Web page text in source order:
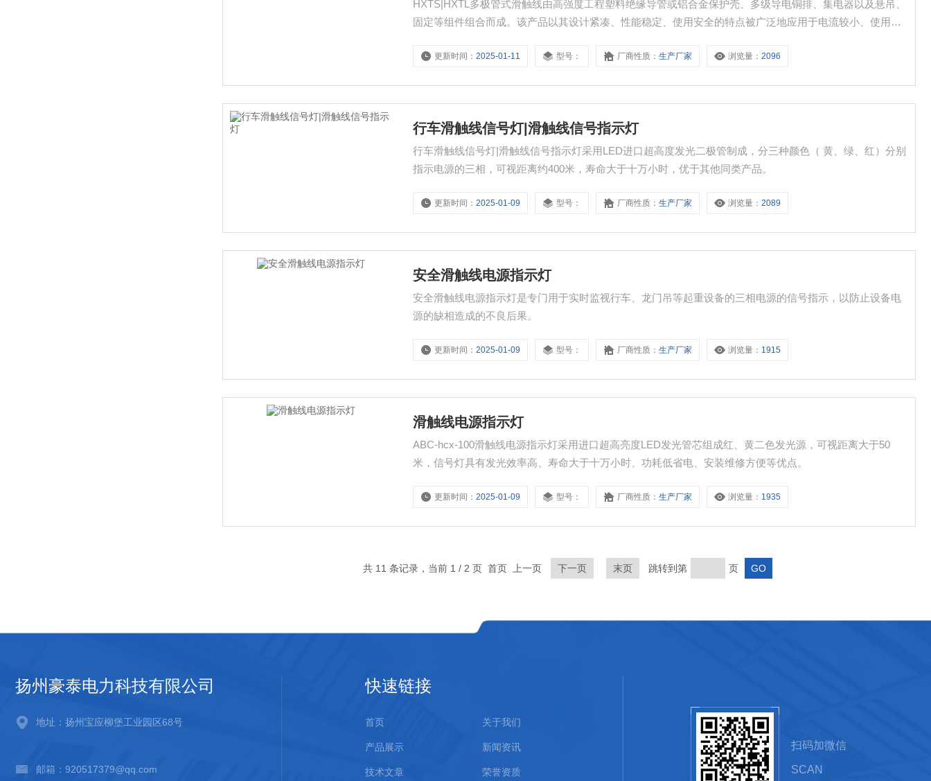
HXTS|HXTL多极管式滑触线由高强度工程塑料绝缘导管或铝合金保护壳、多级导电铜排、集电器以及悬吊、
固定等组件组合而成。该产品以其设计紧凑、性能稳定、使用安全的特点被广泛地应用于电流较小、使用频
更新时间：2025-01-11 型号： 厂商性质：生产厂家 浏览量：2096
行车滑触线信号灯|滑触线信号指示灯
行车滑触线信号灯|滑触线信号指示灯采用LED进口超高度发光二极管制成，分三种颜色（ 黄、绿、红）分别
指示电源的三相，可视距离约400米，寿命大于十万小时，优于其他同类产品。
更新时间：2025-01-09 型号： 厂商性质：生产厂家 浏览量：2089
安全滑触线电源指示灯
安全滑触线电源指示灯是专门用于实时监视行车、龙门吊等起重设备的三相电源的信号指示，以防止设备电
源的缺相造成的不良后果。
更新时间：2025-01-09 型号： 厂商性质：生产厂家 浏览量： 1915
滑触线电源指示灯
ABC-hcx-100滑触线电源指示灯采用进口超高亮度LED发光管芯组成红、黄二色发光源，可视距离大于50
米，信号灯具有发光效率高、寿命大于十万小时、功耗低省电、安装维修方便等优点。
更新时间：2025-01-09 型号： 厂商性质：生产厂家 浏览量： 1935
共 11 条记录，当前 1 / 2 页 首页 上一页 下一页 末页 跳转到第 页
扬州豪泰电力科技有限公司
地址：扬州宝应柳堡工业园区68号
邮箱：920517379@qq.com
快速链接
首页 关于我们
产品展示 新闻资讯
技术文章 荣誉资质
扫码加微信
SCAN